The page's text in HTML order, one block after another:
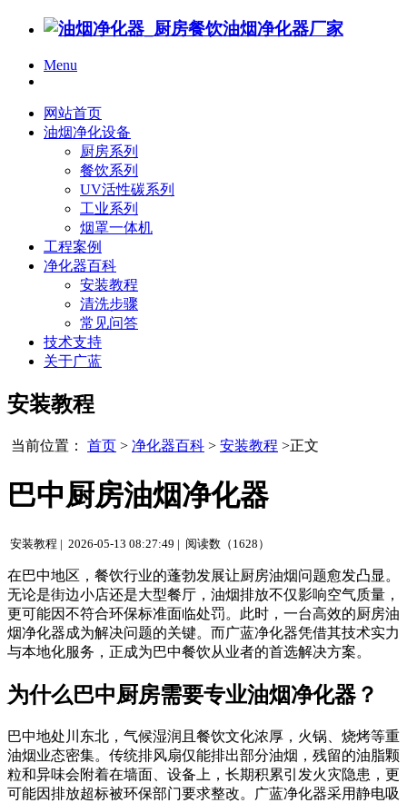
Menu
网站首页
油烟净化设备
厨房系列
餐饮系列
UV活性碳系列
工业系列
烟罩一体机
工程案例
净化器百科
安装教程
清洗步骤
常见问答
技术支持
关于广蓝
安装教程
当前位置： 首页 > 净化器百科 > 安装教程 >正文
巴中厨房油烟净化器
安装教程 | 2026-05-13 08:27:49 | 阅读数（1628）
在巴中地区，餐饮行业的蓬勃发展让厨房油烟问题愈发凸显。
无论是街边小店还是大型餐厅，油烟排放不仅影响空气质量，
更可能因不符合环保标准面临处罚。此时，一台高效的厨房油
烟净化器成为解决问题的关键。而广蓝净化器凭借其技术实力
与本地化服务，正成为巴中餐饮从业者的首选解决方案。
为什么巴中厨房需要专业油烟净化器？
巴中地处川东北，气候湿润且餐饮文化浓厚，火锅、烧烤等重
油烟业态密集。传统排风扇仅能排出部分油烟，残留的油脂颗
粒和异味会附着在墙面、设备上，长期积累引发火灾隐患，更
可能因排放超标被环保部门要求整改。广蓝净化器采用静电吸